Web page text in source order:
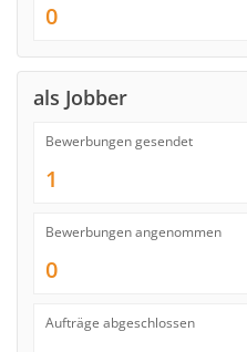
0
als Jobber
Bewerbungen gesendet
1
Bewerbungen angenommen
0
Aufträge abgeschlossen